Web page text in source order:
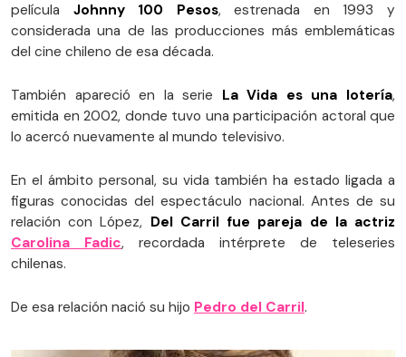
película Johnny 100 Pesos, estrenada en 1993 y
considerada una de las producciones más emblemáticas
del cine chileno de esa década.
También apareció en la serie La Vida es una lotería,
emitida en 2002, donde tuvo una participación actoral que
lo acercó nuevamente al mundo televisivo.
En el ámbito personal, su vida también ha estado ligada a
figuras conocidas del espectáculo nacional. Antes de su
relación con López, Del Carril fue pareja de la actriz
Carolina Fadic, recordada intérprete de teleseries
chilenas.
De esa relación nació su hijo Pedro del Carril.